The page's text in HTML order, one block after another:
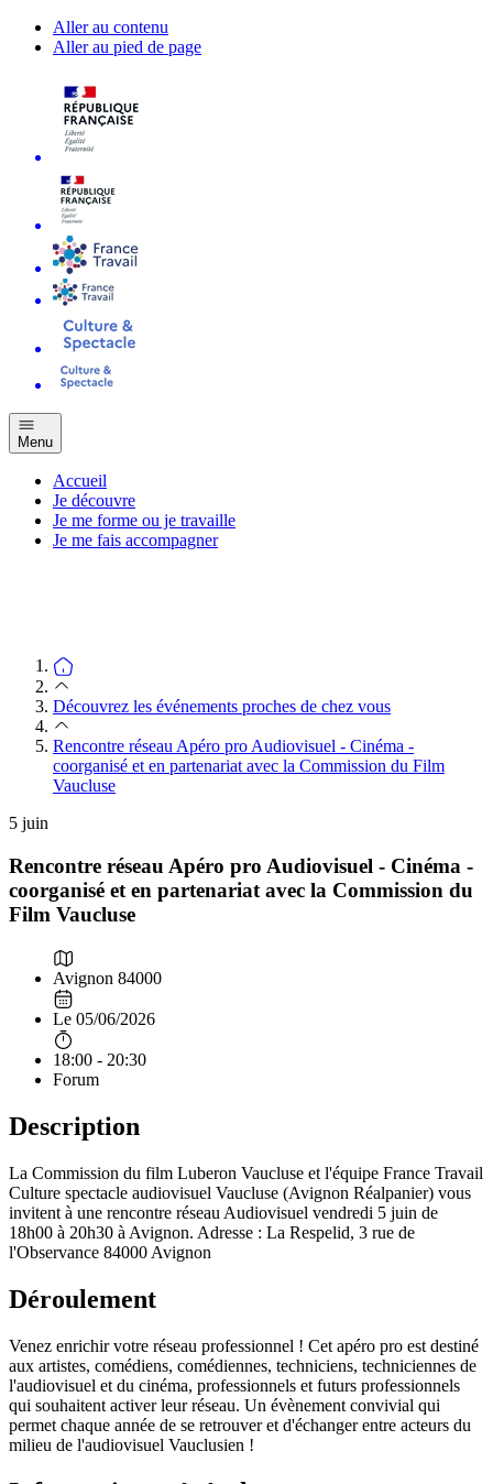
Aller au contenu
Aller au pied de page
Menu
Accueil
Je découvre
Je me forme ou je travaille
Je me fais accompagner
Découvrez les événements proches de chez vous
Rencontre réseau Apéro pro Audiovisuel - Cinéma -
coorganisé et en partenariat avec la Commission du Film
Vaucluse
5 juin
Rencontre réseau Apéro pro Audiovisuel - Cinéma -
coorganisé et en partenariat avec la Commission du
Film Vaucluse
Avignon 84000
Le 05/06/2026
18:00 - 20:30
Forum
Description
La Commission du film Luberon Vaucluse et l'équipe France Travail
Culture spectacle audiovisuel Vaucluse (Avignon Réalpanier) vous
invitent à une rencontre réseau Audiovisuel vendredi 5 juin de
18h00 à 20h30 à Avignon. Adresse : La Respelid, 3 rue de
l'Observance 84000 Avignon
Déroulement
Venez enrichir votre réseau professionnel ! Cet apéro pro est destiné
aux artistes, comédiens, comédiennes, techniciens, techniciennes de
l'audiovisuel et du cinéma, professionnels et futurs professionnels
qui souhaitent activer leur réseau. Un évènement convivial qui
permet chaque année de se retrouver et d'échanger entre acteurs du
milieu de l'audiovisuel Vauclusien !